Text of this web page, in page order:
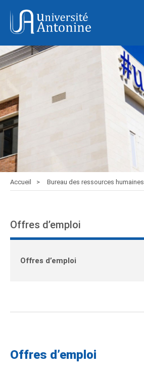
Accueil Bureau des ressources humaines
Offres d’emploi
Offres d’emploi
Offres d’emploi